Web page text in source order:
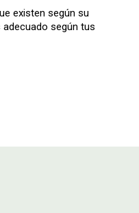
existen según su
según tus